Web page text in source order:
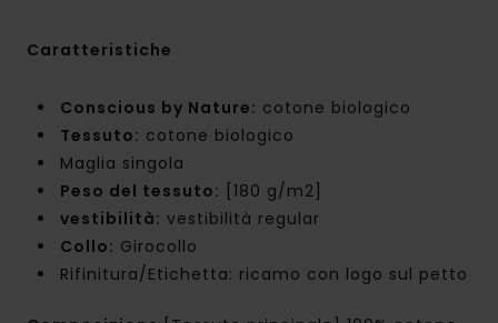
Caratteristiche
Conscious by Nature: cotone biologico
Tessuto: cotone biologico
Maglia singola
Peso del tessuto: [180 g/m2]
vestibilità: vestibilità regular
Collo: Girocollo
Rifinitura/Etichetta: ricamo con logo sul petto